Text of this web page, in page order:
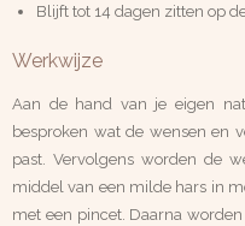
Blijft tot 14 dagen zitten op
Werkwijze
Aan de hand van je eigen
besproken wat de wensen en
past. Vervolgens worden de
middel van een milde hars in
met een pincet. Daarna